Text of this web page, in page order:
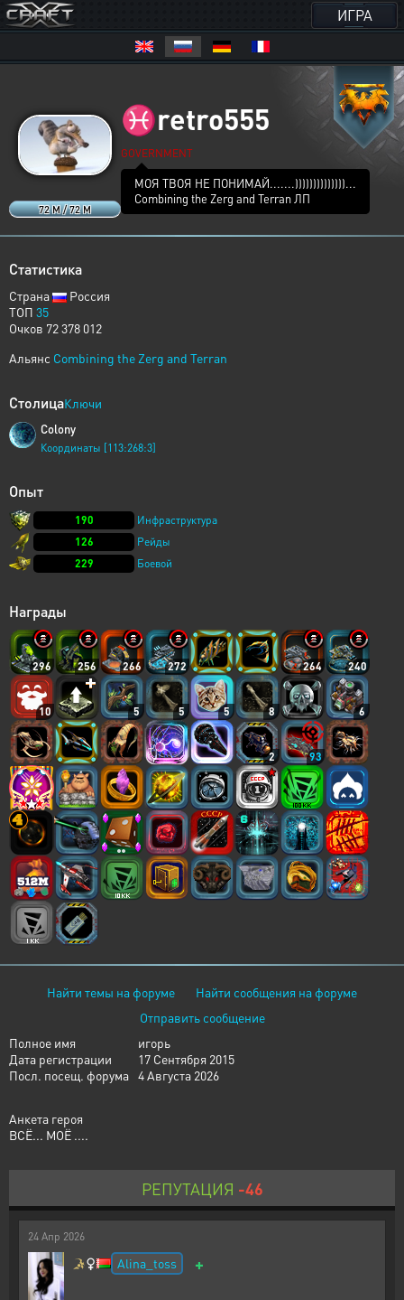
ИГРА
72 M / 72 M
♓retro555
GOVERNMENT
МОЯ ТВОЯ НЕ ПОНИМАЙ.......))))))))))))))...
Combining the Zerg and Terran ЛП
Статистика
Страна
Россия
ТОП 35
Очков 72 378 012
Альянс Combining the Zerg and Terran
СтолицаКлючи
Colony
Координаты [113:268:3]
Опыт
190
Инфраструктура
126
Рейды
229
Боевой
Награды
296 256 266 272 264 240
10 5 5 5 8 6
2 93
Найти темы на форуме
Найти сообщения на форуме
Отправить сообщение
Полное имя
игорь
Дата регистрации
17 Сентября 2015
Посл. посещ. форума 4 Августа 2026
Анкета героя
ВСЁ... МОЁ ....
РЕПУТАЦИЯ -46
24 Апр 2026
Alina_toss +